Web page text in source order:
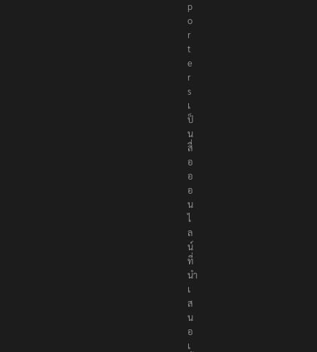
p
o
r
t
e
r
s
เ
ป็
น
สื่
อ
อ
อ
น
ไ
ล
น์
ที่
นำ
เ
ส
น
อ
เ